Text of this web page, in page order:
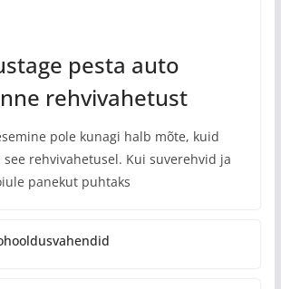
pesta auto
rehvivahetust
pole kunagi halb mõte, kuid
rehvivahetusel. Kui suverehvid ja
panekut puhtaks